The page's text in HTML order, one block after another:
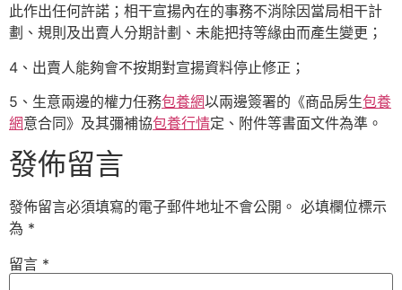
此作出任何許諾；相干宣揚內在的事務不消除因當局相干計
劃、規則及出賣人分期計劃、未能把持等緣由而產生變更；
4、出賣人能夠會不按期對宣揚資料停止修正；
5、生意兩邊的權力任務包養網以兩邊簽署的《商品房生包養
網意合同》及其彌補協包養行情定、附件等書面文件為準。
發佈留言
發佈留言必須填寫的電子郵件地址不會公開。 必填欄位標示
為 *
留言 *